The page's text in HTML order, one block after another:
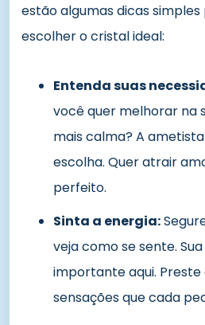
estão algumas dicas
escolher o cristal ideal:
Entenda suas
você quer melhorar na
mais calma? A
escolha. Quer atrair
perfeito.
Sinta a energia:
veja como se sente.
importante aqui.
sensações que cada